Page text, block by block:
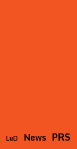
LuD News PRS